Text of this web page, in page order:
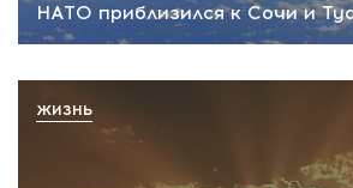
НАТО приблизился к Сочи и
ЖИЗНЬ